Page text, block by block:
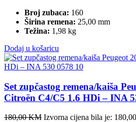
Broj zubaca: 160
Širina remena: 25,00 mm
Težina: 1,98 kg
Dodaj u košaricu
Set zupčastog remena/kaiša
Citroën C4/C5 1.6 HDi – INA
180,00KM Izvorna cijena bila je: